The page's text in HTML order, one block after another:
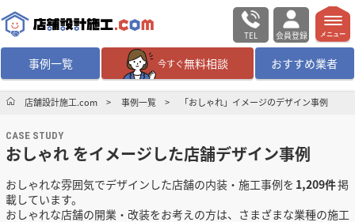
TEL 会員登録
事例一覧 今すぐ無料相談 おすすめ業者
無料相談 ログイン／会員登録
デザイン設計・施工 業者を探す
店舗・商業施設の施工事例を探す
メニュー
店舗設計施工.com 事例一覧 「おしゃれ」イメージのデザイン事例
CASE STUDY
おしゃれ をイメージした店舗デザイン事例
おしゃれな雰囲気でデザインした店舗の内装・施工事例を 1,209件掲
載しています。
おしゃれな店舗の開業・改装をお考えの方は、さまざまな業種の施工